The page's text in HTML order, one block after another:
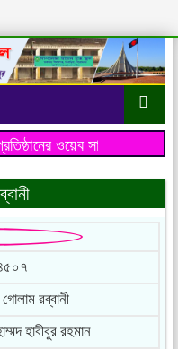
ওয়েব সাইটে আপনাকে
রব্বানী
হাবীবুর রহমান